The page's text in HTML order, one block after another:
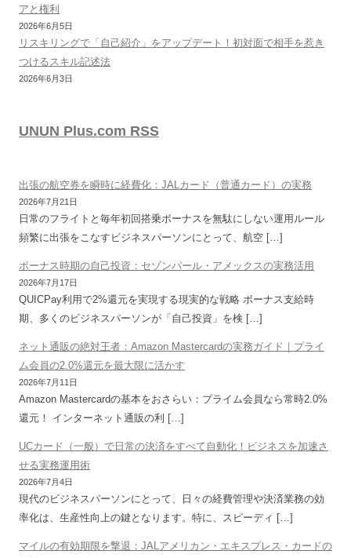
アと権利
2026年6月5日
リスキリングで「自己紹介」をアップデート！初対面で相手を惹き
つけるスキル記述法
2026年6月3日
UNUN Plus.com RSS
出張の航空券を瞬時に経費化：JALカード（普通カード）の実務
2026年7月21日
日常のフライトと毎年初回搭乗ボーナスを無駄にしない運用ルール
頻繁に出張をこなすビジネスパーソンにとって、航空 […]
ボーナス時期の自己投資：セゾンパール・アメックスの実務活用
2026年7月17日
QUICPay利用で2%還元を実現する現実的な戦略 ボーナス支給時
期、多くのビジネスパーソンが「自己投資」を検 […]
ネット通販の絶対王者：Amazon Mastercardの実務ガイド｜プライ
ム会員の2.0%還元を最大限に活かす
2026年7月11日
Amazon Mastercardの基本をおさらい：プライム会員なら常時2.0%
還元！ インターネット通販の利 […]
UCカード（一般）で日常の決済をすべて自動化！ビジネスを加速さ
せる実務運用術
2026年7月4日
現代のビジネスパーソンにとって、日々の経費管理や決済業務の効
率化は、生産性向上の鍵となります。特に、スピーディ […]
マイルの有効期限を撃退：JALアメリカン・エキスプレス・カードの